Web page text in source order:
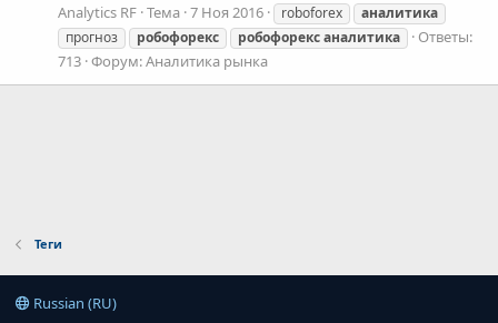
Analytics RF Тема 7 Ноя 2016 roboforex
аналитика
прогноз
робофорекс робофорексаналитика
Ответы:
713 Форум:Аналитика рынка
Теги
Russian (RU)